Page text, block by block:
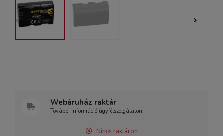
Webáruház raktár
További információ ügyfélszolgálaton.
Nincs raktáron